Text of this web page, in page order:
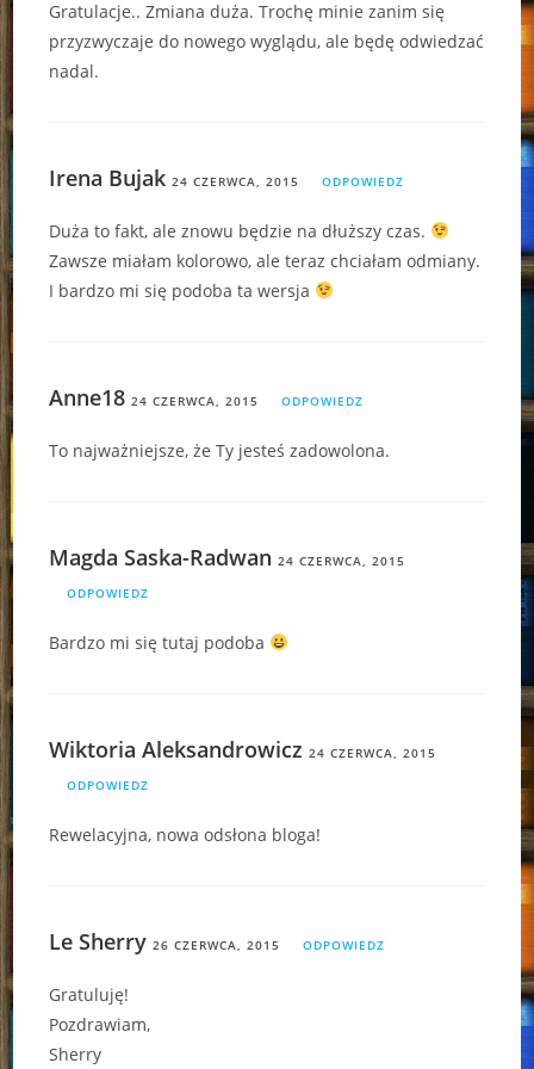
Gratulacje.. Zmiana duża. Trochę minie zanim się
przyzwyczaje do nowego wyglądu, ale będę odwiedzać
nadal.
Irena Bujak 24 CZERWCA, 2015 ODPOWIEDZ
Duża to fakt, ale znowu będzie na dłuższy czas.
Zawsze miałam kolorowo, ale teraz chciałam odmiany.
I bardzo mi się podoba ta wersja
Anne18 24 CZERWCA, 2015 ODPOWIEDZ
To najważniejsze, że Ty jesteś zadowolona.
Magda Saska-Radwan 24 CZERWCA, 2015
ODPOWIEDZ
Bardzo mi się tutaj podoba
Wiktoria Aleksandrowicz 24 CZERWCA, 2015
ODPOWIEDZ
Rewelacyjna, nowa odsłona bloga!
Le Sherry 26 CZERWCA, 2015 ODPOWIEDZ
Gratuluję!
Pozdrawiam,
Sherry